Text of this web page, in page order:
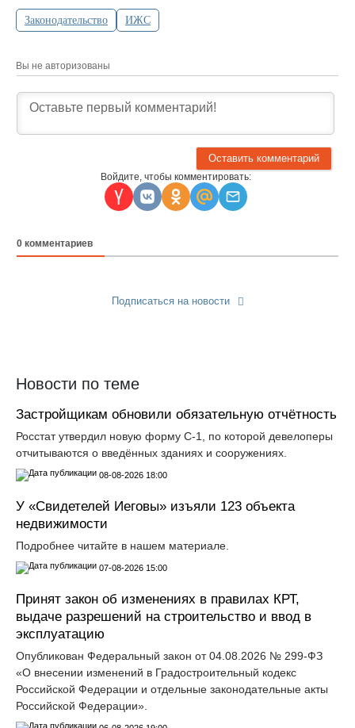
Законодательство ИЖС
Вы не авторизованы
Войдите, чтобы комментировать:
0 комментариев
Подписаться на новости
Новости по теме
Застройщикам обновили обязательную отчётность
Росстат утвердил новую форму С-1, по которой девелоперы
отчитываются о введённых зданиях и сооружениях.
08-08-2026 18:00
У «Свидетелей Иеговы» изъяли 123 объекта
недвижимости
Подробнее читайте в нашем материале.
07-08-2026 15:00
Принят закон об изменениях в правилах КРТ,
выдаче разрешений на строительство и ввод в
эксплуатацию
Опубликован Федеральный закон от 04.08.2026 № 299-ФЗ
«О внесении изменений в Градостроительный кодекс
Российской Федерации и отдельные законодательные акты
Российской Федерации».